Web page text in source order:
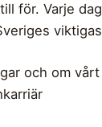
för. Varje
och om